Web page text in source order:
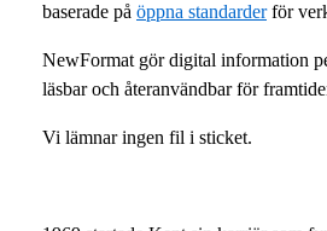
baserade på öppna standarderför
NewFormat gör digital information
läsbar och återanvändbar för
Vi lämnar ingen fil i sticket.